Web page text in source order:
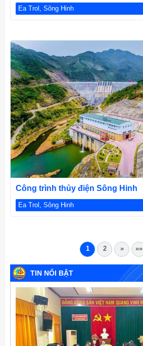
Ea Trol, Sông Hinh
Công trình thủy điện Sông Hinh
Ea Trol, Sông Hinh
CHI TIẾT
1 2 » »»
TIN NỔI BẬT